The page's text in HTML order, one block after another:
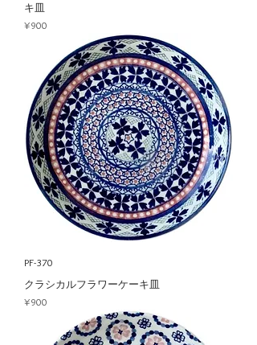
キ皿
Price
¥900
PF-370
クラシカルフラワーケーキ皿
Price
¥900